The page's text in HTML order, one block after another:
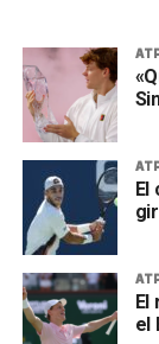
El
El
el